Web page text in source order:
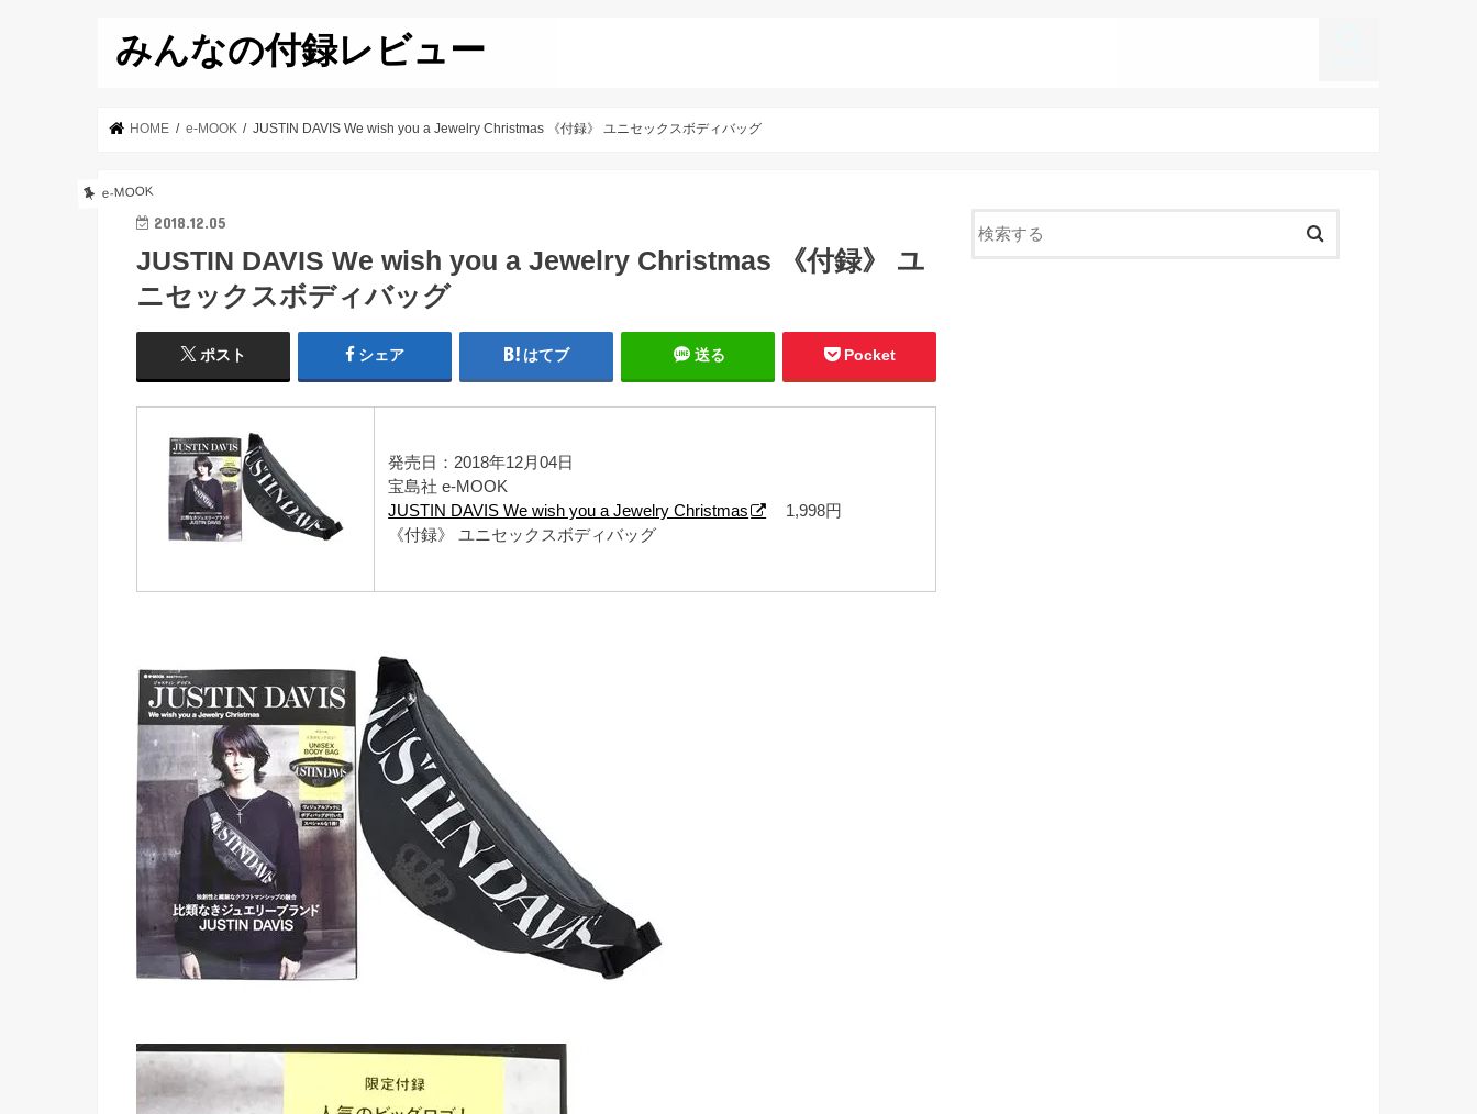
みんなの付録レビュー
HOME e-MOOK JUSTIN DAVIS We wish you a Jewelry Christmas 《付録》 ユニセックスボディバッグ
e-MOOK
2018.12.05
JUSTIN DAVIS We wish you a Jewelry Christmas 《付録》 ユ
ニセックスボディバッグ
ポスト シェア はてブ 送る Pocket
発売日：2018年12月04日
宝島社 e-MOOK
JUSTIN DAVIS We wish you a Jewelry Christmas
1,998円
《付録》 ユニセックスボディバッグ